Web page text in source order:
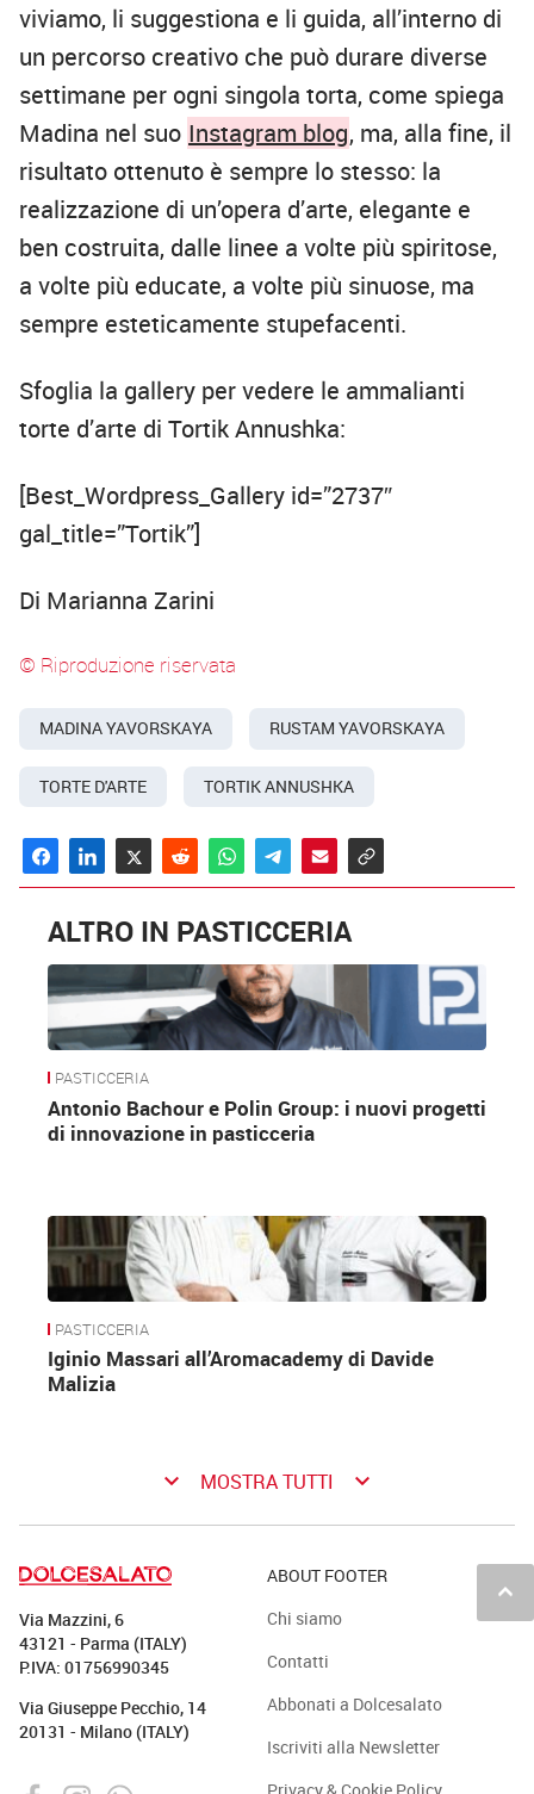
viviamo, li suggestiona e li guida, all’interno di
un percorso creativo che può durare diverse
settimane per ogni singola torta, come spiega
Madina nel suo Instagram blog, ma, alla fine, il
risultato ottenuto è sempre lo stesso: la
realizzazione di un’opera d’arte, elegante e
ben costruita, dalle linee a volte più spiritose,
a volte più educate, a volte più sinuose, ma
sempre esteticamente stupefacenti.
Sfoglia la gallery per vedere le ammalianti
torte d’arte di Tortik Annushka:
[Best_Wordpress_Gallery id=”2737″
gal_title=”Tortik”]
Di Marianna Zarini
© Riproduzione riservata
MADINA YAVORSKAYA RUSTAM YAVORSKAYA
TORTE D'ARTE TORTIK ANNUSHKA
ALTRO IN PASTICCERIA
PASTICCERIA
Antonio Bachour e Polin Group: i nuovi progetti
di innovazione in pasticceria
PASTICCERIA
Iginio Massari all’Aromacademy di Davide
Malizia
keyboard_arrow_down MOSTRA TUTTI keyboard_arrow_down
keyboard_arrow_up
Via Mazzini, 6
43121 - Parma (ITALY)
P.IVA: 01756990345
Via Giuseppe Pecchio, 14
20131 - Milano (ITALY)
ABOUT FOOTER
Chi siamo
Contatti
Abbonati a Dolcesalato
Iscriviti alla Newsletter
Privacy & Cookie Policy